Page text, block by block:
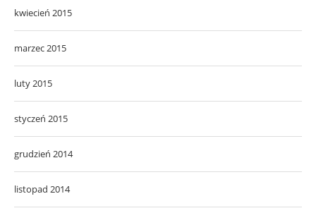
kwiecień 2015
marzec 2015
luty 2015
styczeń 2015
grudzień 2014
listopad 2014